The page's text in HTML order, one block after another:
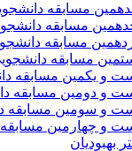
مسابقه
مسابقه
مسابقه
مسابقه
و یکمین مسابقه
و دومین مسابقه
و سومین مسابقه
و چهارمین مسابقه
بهبودیان